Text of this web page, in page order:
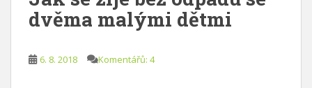
dvěma malými dětmi
6. 8. 2018 Komentářů: 4